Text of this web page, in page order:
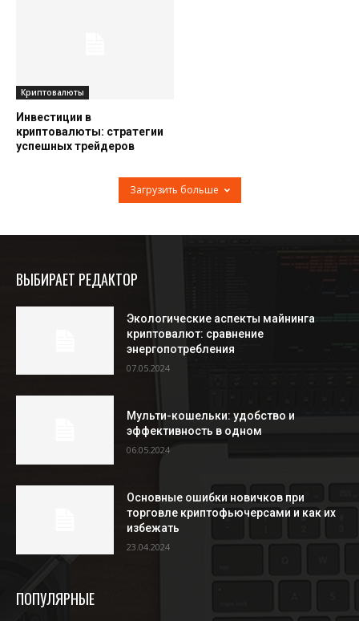
Криптовалюты
Инвестиции в
криптовалюты: стратегии
успешных трейдеров
Загрузить больше
ВЫБИРАЕТ РЕДАКТОР
Экологические аспекты майнинга
криптовалют: сравнение
энергопотребления
07.05.2024
Мульти-кошельки: удобство и
эффективность в одном
06.05.2024
Основные ошибки новичков при
торговле криптофьючерсами и как их
избежать
23.04.2024
ПОПУЛЯРНЫЕ